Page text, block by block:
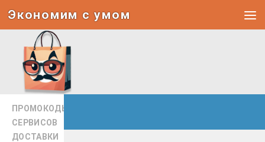
Под записью
Экономим с умом
ПРОМОКОДЫ
СЕРВИСОВ
ДОСТАВКИ